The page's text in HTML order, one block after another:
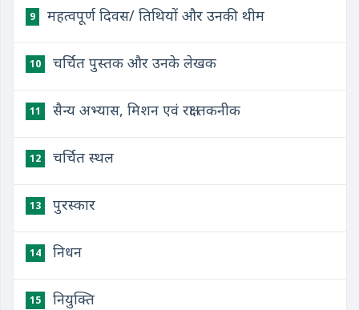
9 महत्वपूर्ण दिवस/ तिथियों और उनकी थीम
10 चर्चित पुस्तक और उनके लेखक
11 सैन्य अभ्यास, मिशन एवं रक्षा तकनीक
12 चर्चित स्थल
13 पुरस्कार
14 निधन
15 नियुक्ति